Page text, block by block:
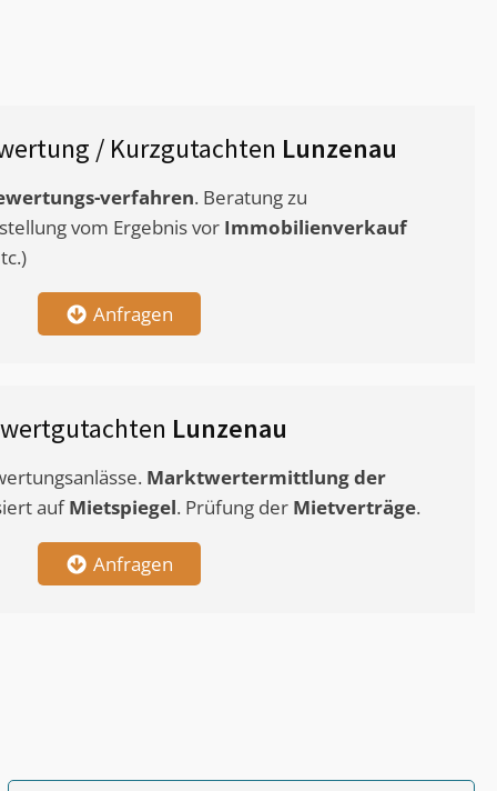
/ Kurzgutachten Lunzenau
verfahren. Beratung zu
vom Ergebnis vor Immobilienverkauf
Anfragen
Lunzenau
Marktwertermittlungder
aufMietspiegel. Prüfung der Mietverträge.
Anfragen